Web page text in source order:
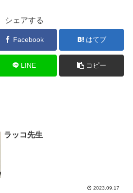
シェアする
Facebook はてブ
LINE コピー
ラッコ先生
2023.09.17